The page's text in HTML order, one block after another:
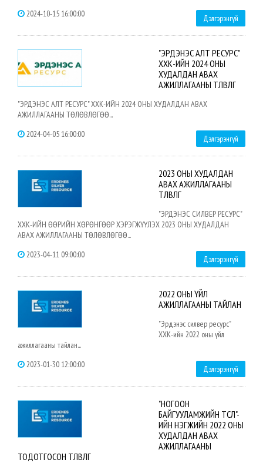
2024-10-15 16:00:00
Дэлгэрэнгүй
"ЭРДЭНЭС АЛТ РЕСУРС"
ХХК-ИЙН 2024 ОНЫ
ХУДАЛДАН АВАХ
АЖИЛЛАГААНЫ ТӨЛӨВЛӨГӨӨ
"ЭРДЭНЭС АЛТ РЕСУРС" ХХК-ИЙН 2024 ОНЫ ХУДАЛДАН АВАХ
АЖИЛЛАГААНЫ ТӨЛӨВЛӨГӨӨ...
2024-04-05 16:00:00
Дэлгэрэнгүй
2023 ОНЫ ХУДАЛДАН
АВАХ АЖИЛЛАГААНЫ
ТӨЛӨВЛӨГӨӨ
"ЭРДЭНЭС СИЛВЕР РЕСУРС"
ХХК-ИЙН ӨӨРИЙН ХӨРӨНГӨӨР ХЭРЭГЖҮҮЛЭХ 2023 ОНЫ ХУДАЛДАН
АВАХ АЖИЛЛАГААНЫ ТӨЛӨВЛӨГӨӨ...
2023-04-11 09:00:00
Дэлгэрэнгүй
2022 ОНЫ ҮЙЛ
АЖИЛЛАГААНЫ ТАЙЛАН
"Эрдэнэс силвер ресурс"
ХХК-ийн 2022 оны үйл
ажиллагааны тайлан...
2023-01-30 12:00:00
Дэлгэрэнгүй
"НОГООН
БАЙГУУЛАМЖИЙН ТӨСӨЛ"-
ИЙН НЭГЖИЙН 2022 ОНЫ
ХУДАЛДАН АВАХ
АЖИЛЛАГААНЫ
ТОДОТГОСОН ТӨЛӨВЛӨГӨӨ